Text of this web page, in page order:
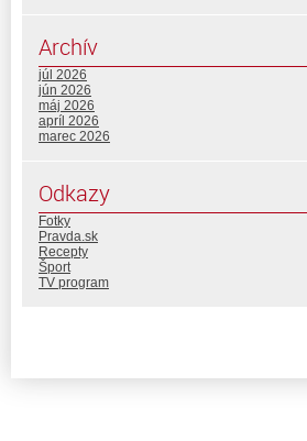
Archív
júl 2026
jún 2026
máj 2026
apríl 2026
marec 2026
Odkazy
Fotky
Pravda.sk
Recepty
Šport
TV program